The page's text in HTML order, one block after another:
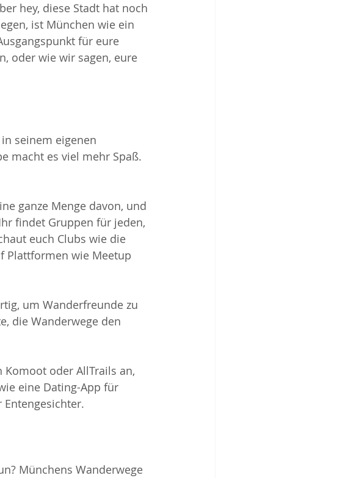
hey, diese Stadt hat noch
ist München wie ein
für eure
oder wie wir sagen, eure
seinem eigenen
macht es viel mehr Spaß.
ganze Menge davon, und
findet Gruppen für jeden,
euch Clubs wie die
Plattformen wie Meetup
um Wanderfreunde zu
die Wanderwege den
Komoot oder AllTrails an,
eine Dating-App für
Münchens Wanderwege